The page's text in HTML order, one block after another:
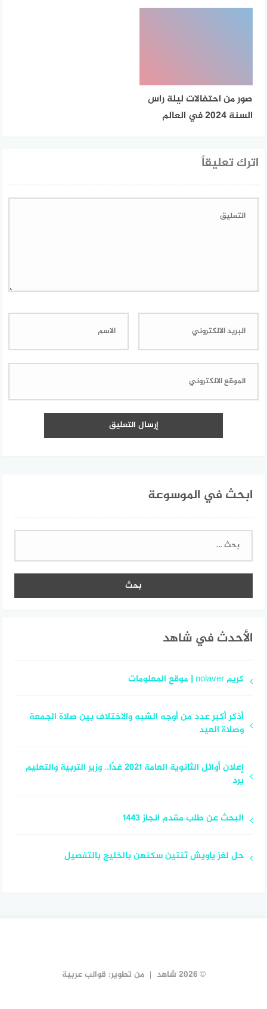
صور من احتفالات ليلة راس
السنة 2024 في العالم
اترك تعليقاً
ابحث في الموسوعة
البحث
الأحدث في شاهد
كريم nolaver | موقع المعلومات
أذكر أكبر عدد من أوجه الشبه والاختلاف بين صلاة الجمعة
وصلاة العيد
إعلان أوائل الثانوية العامة 2021 غدًا.. وزير التربية والتعليم
يرد
البحث عن طلب مقدم انجاز 1443
حل لغز ياويش ثنتين سكنهن بالخليج بالتفصيل
© 2026 شاهد من تطوير: قوالب عربية